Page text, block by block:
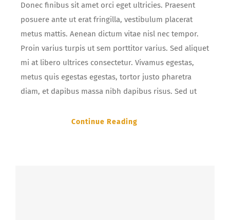
Donec finibus sit amet orci eget ultricies. Praesent
posuere ante ut erat fringilla, vestibulum placerat
metus mattis. Aenean dictum vitae nisl nec tempor.
Proin varius turpis ut sem porttitor varius. Sed aliquet
mi at libero ultrices consectetur. Vivamus egestas,
metus quis egestas egestas, tortor justo pharetra
diam, et dapibus massa nibh dapibus risus. Sed ut
Continue Reading